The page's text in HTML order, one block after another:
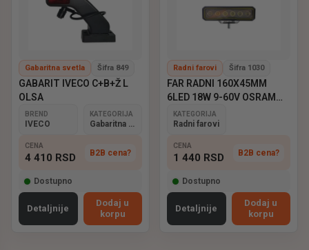
Gabaritna svetla Šifra 849
GABARIT IVECO C+B+Ž L
OLSA
BREND
IVECO
KATEGORIJA
Gabaritna svetla
CENA
4 410 RSD B2B cena?
Dostupno
Detaljnije
Dodaj u
korpu
Radni farovi Šifra 1030
FAR RADNI 160X45MM
6LED 18W 9-60V OSRAM
EMARK
KATEGORIJA
Radni farovi
CENA
1 440 RSD B2B cena?
Dostupno
Detaljnije
Dodaj u
korpu